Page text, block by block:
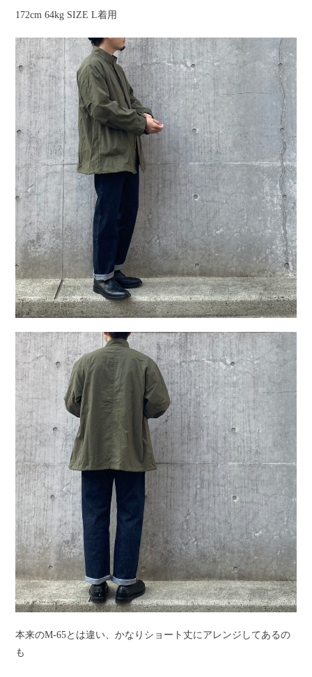
172cm 64kg SIZE L着用
本来のM-65とは違い、かなりショート丈にアレンジしてあるの
も